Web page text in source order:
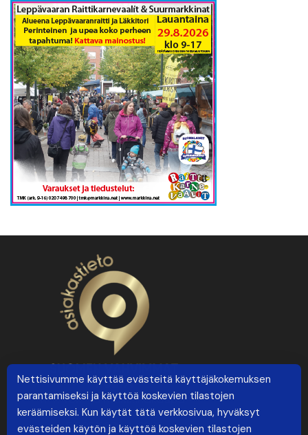
Nettisivumme käyttää evästeitä käyttäjäkokemuksen
parantamiseksi ja käyttöä koskevien tilastojen
keräämiseksi. Kun käytät tätä verkkosivua, hyväksyt
evästeiden käytön ja käyttöä koskevien tilastojen